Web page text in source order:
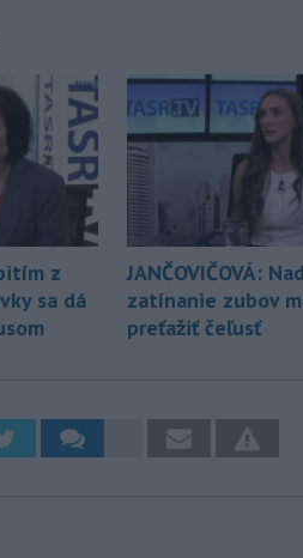
z
sa dá
JANČOVIČOVÁ:
zatínanie zubov
preťažiť čeľusť